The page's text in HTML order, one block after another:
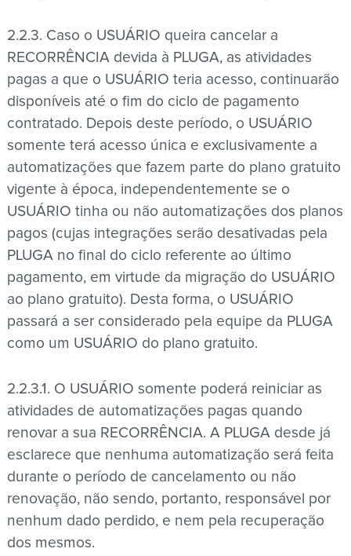
2.2.3. Caso o USUÁRIO queira cancelar a
RECORRÊNCIA devida à PLUGA, as atividades
pagas a que o USUÁRIO teria acesso, continuarão
disponíveis até o fim do ciclo de pagamento
contratado. Depois deste período, o USUÁRIO
somente terá acesso única e exclusivamente a
automatizações que fazem parte do plano gratuito
vigente à época, independentemente se o
USUÁRIO tinha ou não automatizações dos planos
pagos (cujas integrações serão desativadas pela
PLUGA no final do ciclo referente ao último
pagamento, em virtude da migração do USUÁRIO
ao plano gratuito). Desta forma, o USUÁRIO
passará a ser considerado pela equipe da PLUGA
como um USUÁRIO do plano gratuito.
2.2.3.1. O USUÁRIO somente poderá reiniciar as
atividades de automatizações pagas quando
renovar a sua RECORRÊNCIA. A PLUGA desde já
esclarece que nenhuma automatização será feita
durante o período de cancelamento ou não
renovação, não sendo, portanto, responsável por
nenhum dado perdido, e nem pela recuperação
dos mesmos.